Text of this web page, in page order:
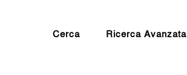
Cerca Ricerca Avanzata